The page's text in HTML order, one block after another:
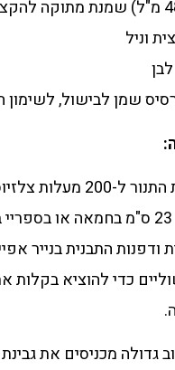
שמן לבישול, לשימון
• מחממים את התנור
עגולה בקוטר 23 ס"מ בחמאה
ודפנות התבנית בנייר
כדי להוציא בקלות
גדולה מכניסים את